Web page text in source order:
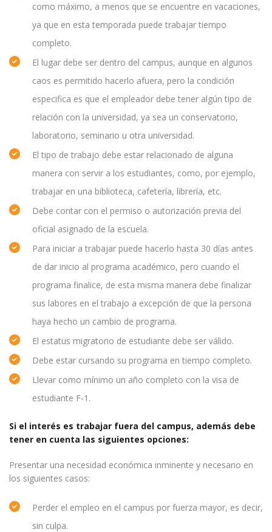
como máximo, a menos que se encuentre en vacaciones,
ya que en esta temporada puede trabajar tiempo
completo.
El lugar debe ser dentro del campus, aunque en algunos
caos es permitido hacerlo afuera, pero la condición
especifica es que el empleador debe tener algún tipo de
relación con la universidad, ya sea un conservatorio,
laboratorio, seminario u otra universidad.
El tipo de trabajo debe estar relacionado de alguna
manera con servir a los estudiantes, como, por ejemplo,
trabajar en una biblioteca, cafetería, librería, etc.
Debe contar con el permiso o autorización previa del
oficial asignado de la escuela.
Para iniciar a trabajar puede hacerlo hasta 30 días antes
de dar inicio al programa académico, pero cuando el
programa finalice, de esta misma manera debe finalizar
sus labores en el trabajo a excepción de que la persona
haya hecho un cambio de programa.
El estatus migratorio de estudiante debe ser válido.
Debe estar cursando su programa en tiempo completo.
Llevar como mínimo un año completo con la visa de
estudiante F-1.
Si el interés es trabajar fuera del campus, además debe
tener en cuenta las siguientes opciones:
Presentar una necesidad económica inminente y necesario en
los siguientes casos:
Perder el empleo en el campus por fuerza mayor, es decir,
sin culpa.